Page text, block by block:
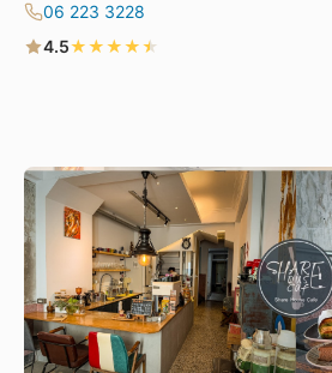
06 223 3228
4.5★★★★★